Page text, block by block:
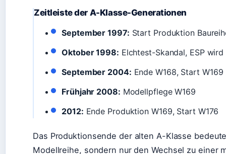
Zeitleiste der A-Klasse-Generationen
September 1997: Start Produktion
Oktober 1998: Elchtest-Skandal, ESP
September 2004: Ende W168, Start W169
Frühjahr 2008: Modellpflege W169
2012: Ende Produktion W169, Start W176
Das Produktionsende der alten A-Klasse
Modellreihe, sondern nur den Wechsel zu einer